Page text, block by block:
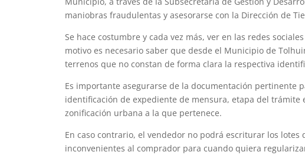
maniobras fraudulentas y asesorarse con la Dirección de
Se hace costumbre y cada vez más, ver en las redes
motivo es necesario saber que desde el Municipio de
terrenos que no constan de forma clara la respectiva
Es importante asegurarse de la documentación pertinente
identificación de expediente de mensura, etapa del trámite
zonificación urbana a la que pertenece.
En caso contrario, el vendedor no podrá escriturar los lotes
inconvenientes al comprador para cuando quiera